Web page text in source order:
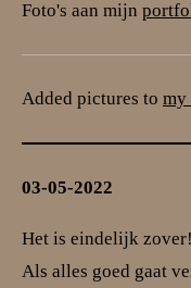
Foto's aan mijn
Added pictures to
03-05-2022
Het is eindelijk
Als alles goed gaat